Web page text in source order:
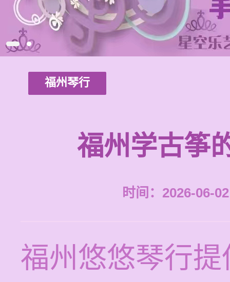
福州琴行
福州学古筝
时间：2026-06-
福州悠悠琴行